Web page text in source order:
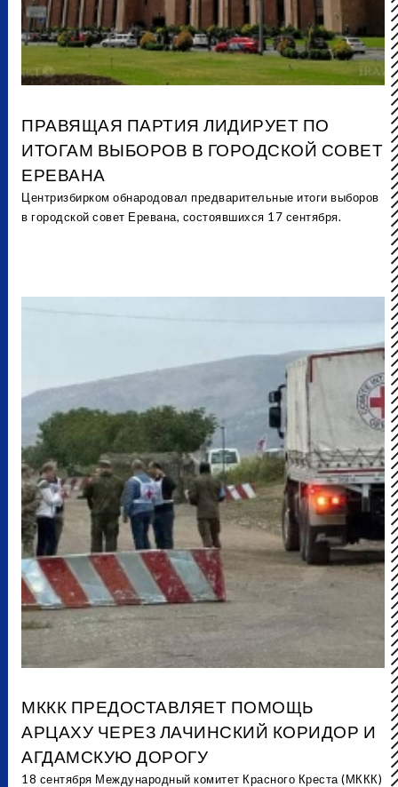
ПРАВЯЩАЯ ПАРТИЯ ЛИДИРУЕТ ПО
ИТОГАМ ВЫБОРОВ В ГОРОДСКОЙ СОВЕТ
ЕРЕВАНА
Центризбирком обнародовал предварительные итоги выборов
в городской совет Еревана, состоявшихся 17 сентября.
МККК ПРЕДОСТАВЛЯЕТ ПОМОЩЬ
АРЦАХУ ЧЕРЕЗ ЛАЧИНСКИЙ КОРИДОР И
АГДАМСКУЮ ДОРОГУ
18 сентября Международный комитет Красного Креста (МККК)